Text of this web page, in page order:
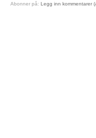
Abonner på: Legg inn kommentarer